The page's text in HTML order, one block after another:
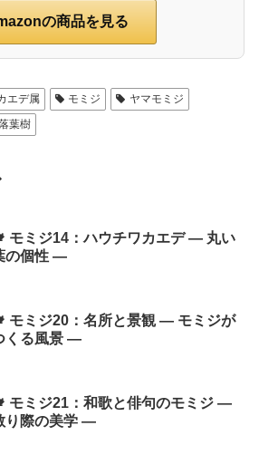
の商品を見る
エデ属 モミジ
ヤマモミジ
葉樹
モミジ14：ハウチワカエデ ― 丸い
の個性 ―
モミジ20：名所と景観 ― モミジが
くる風景 ―
モミジ21：和歌と俳句のモミジ ―
り際の美学 ―